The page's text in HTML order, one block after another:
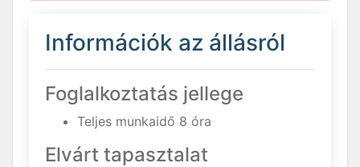
Információk az állásról
Foglalkoztatás jellege
Teljes munkaidő 8 óra
Elvárt tapasztalat